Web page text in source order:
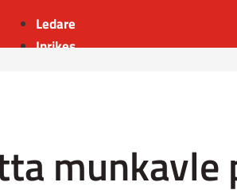
Ledare
Inrikes
munkavle